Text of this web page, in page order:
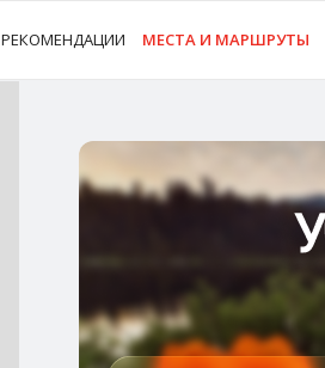
РЕКОМЕНДАЦИИ МЕСТА И МАРШРУТЫ